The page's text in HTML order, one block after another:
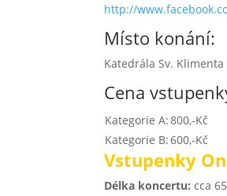
http://
Místo konání:
Katedrála Sv. Klimenta
Cena
Kategorie A:800,-Kč
Kategorie B:600,-Kč
Vstupenky
Délka koncertu: cca